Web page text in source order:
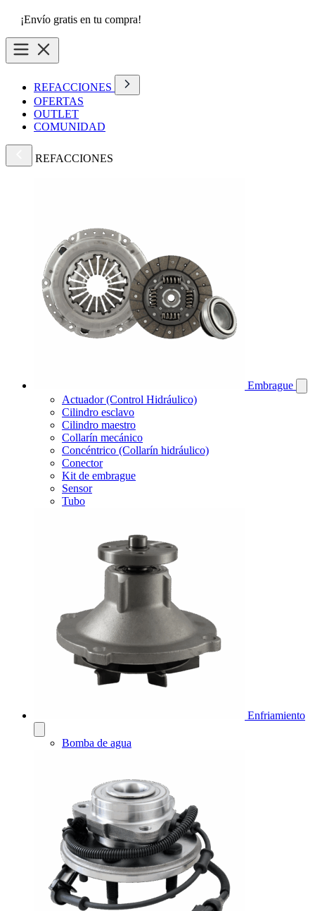
¡Envío gratis en tu compra!
REFACCIONES
OFERTAS
OUTLET
COMUNIDAD
REFACCIONES
Embrague
Actuador (Control Hidráulico)
Cilindro esclavo
Cilindro maestro
Collarín mecánico
Concéntrico (Collarín hidráulico)
Conector
Kit de embrague
Sensor
Tubo
Enfriamiento
Bomba de agua